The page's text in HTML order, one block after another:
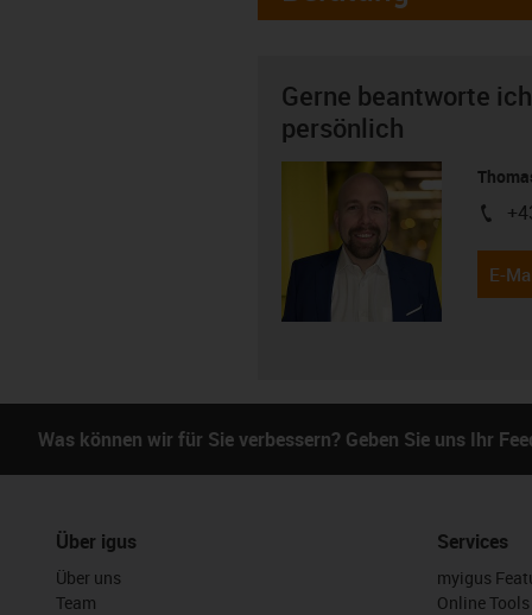
Gerne beantworte
persönlich
igus-
E-
Was können wir für Sie verbessern? Geben Sie uns Ihr
Über igus
Über uns
Team
Services
myigus
Online Tools